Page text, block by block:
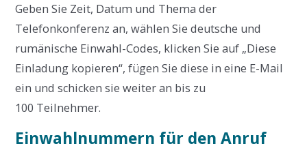
Geben Sie Zeit, Datum und Thema der
Telefonkonferenz an, wählen Sie deutsche und
rumänische Einwahl-Codes, klicken Sie auf „Diese
Einladung kopieren“, fügen Sie diese in eine E-Mail
ein und schicken sie weiter an bis zu
100 Teilnehmer.
Einwahlnummern für den Anruf